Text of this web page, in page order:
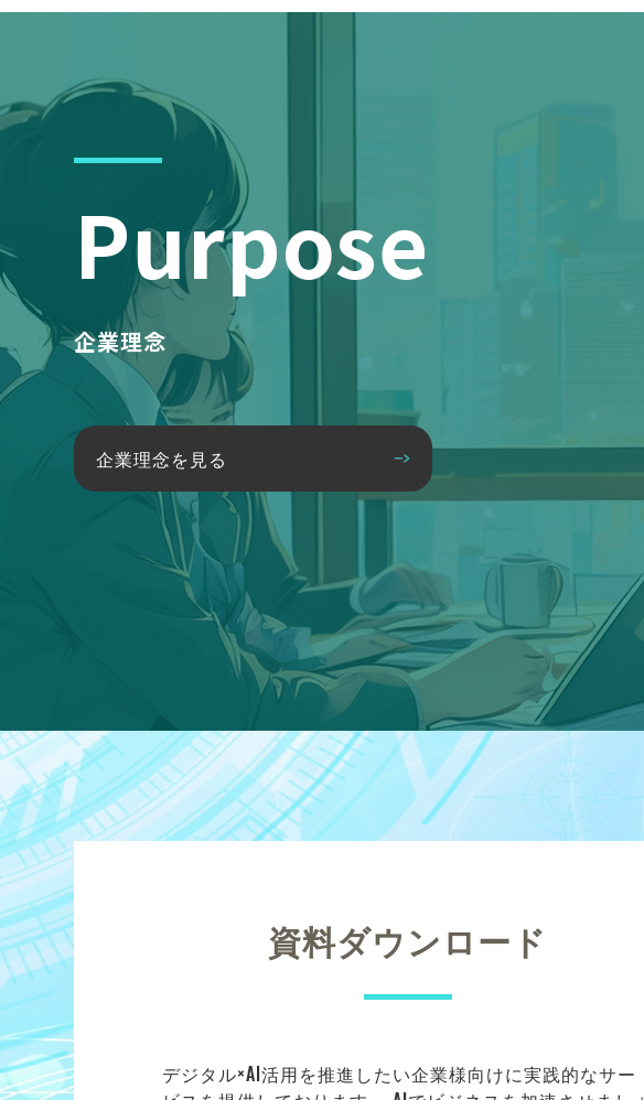
Purpose
企業理念
企業理念を見る
資料ダウンロード
デジタル×AI活用を推進したい企業様向けに実践的なサー